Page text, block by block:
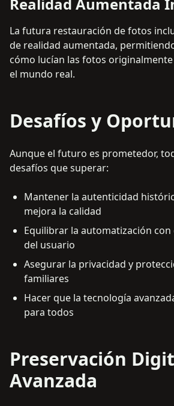
Realidad Aumentada
La futura restauración de fotos
de realidad aumentada,
cómo lucían las fotos
el mundo real.
Desafíos y
Aunque el futuro es prometedor,
desafíos que superar:
Mantener la autenticidad
mejora la calidad
Equilibrar la automatización
del usuario
Asegurar la privacidad y
familiares
Hacer que la tecnología
para todos
Preservación
Avanzada